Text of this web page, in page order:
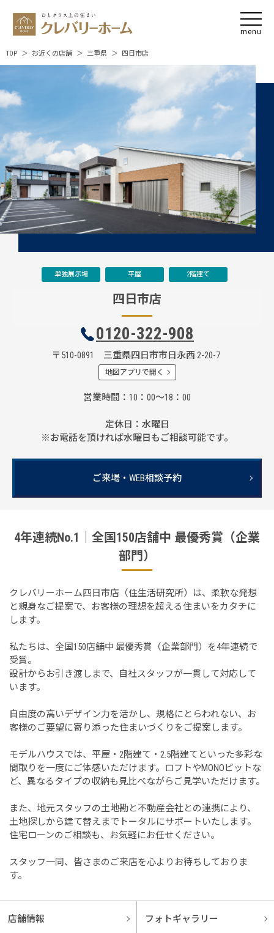
TOP お近くの店舗 三重県 四日市店
単独展示場 平屋 2階建て
四日市店
0120-322-908
〒510-0891 三重県四日市市日永西 2-20-7
地図アプリで開く
営業時間 10：00～18：00
定休日
水曜日
※お電話を頂ければ水曜日もご相談可能です。
ご来場・WEB相談予約
4年連続No.1｜全国150店舗中 最優秀賞（企業
部門）
クレバリーホーム四日市店（住生活研究所）は、柔軟な発想
と親身なご提案で、お客様の理想を超える住まいをカタチに
します。
私たちは、全国150店舗中 最優秀賞（企業部門）を4年連続で
受賞。
設計からお引き渡しまで、自社スタッフが一貫して対応して
います。
自由度の高いデザイン力を活かし、規格にとらわれない、お
客様のご要望に寄り添った住まいづくりをご提案します。
モデルハウスでは、平屋・2階建て・2.5階建てといった多彩な
間取りを一度にご体感いただけます。ロフトやMONOピットな
ど、異なるタイプの収納も見比べながらご見学いただけます。
また、地元スタッフの土地勘と不動産会社との連携により、
土地探しから建て替えまでトータルにサポートいたします。
住宅ローンのご相談も、お気軽にお任せください。
スタッフ一同、皆さまのご来店を心よりお待ちしておりま
す。
店舗情報 フォトギャラリー